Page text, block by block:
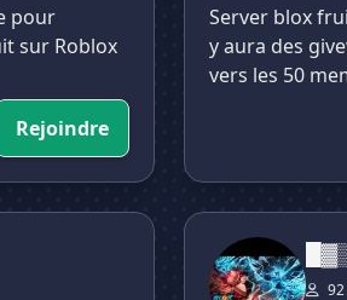
pour
sur Roblox
Rejoindre
Server blox
y aura des
vers les 50
█▓▒▒░░░Blox